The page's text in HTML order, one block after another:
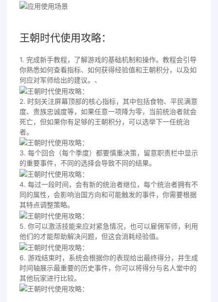
王朝时代使用攻略：
1. 完成新手教程，了解游戏的基础机制和操作。教程会引导
你熟悉如何查看指标、如何获得经验值和王朝积分，以及如
何应对军师给出的建议。、
2. 时刻关注屏幕顶部的核心指标，其中包括食物、平民满意
度、贵族忠诚度等，如果任意一项降为零，当前统治者就会
死亡，但如果你有足够的王朝积分，可以选举下一任统治
者。
3. 每个回合（每个季度）都要慎重决策，留意职责栏中显示
的重要事件，不同的选择会导致不同的结果。
4. 每过一段时间，会有新的统治者继位，每个统治者拥有不
同的属性，会影响治国方向和可能触发的事件，你需要根据
其特点调整策略。
5. 你可以激活技能来应对紧急情况，也可以雇佣军师，利用
他们的才能帮助解决问题，但这会消耗经验值。
6. 游戏结束时，系统会根据你的表现给出最终得分，并生成
时间轴展示最重要的历史事件，你可以将得分与名人堂中的
其他玩家进行比较。